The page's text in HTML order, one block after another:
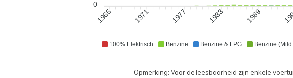
100% Elektrisch Benzine Benzine & LPG Benzine
0
1965 1971 1977 1983 1989
Opmerking: Voor de leesbaarheid zijn enkele